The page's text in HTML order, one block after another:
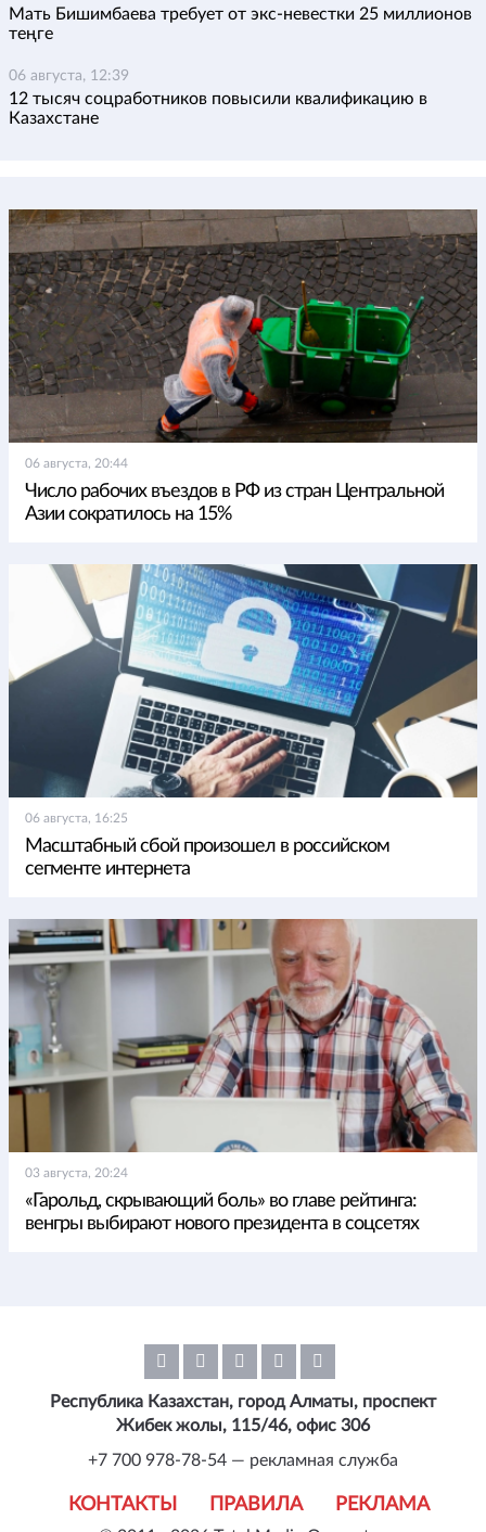
Мать Бишимбаева требует от экс-невестки 25 миллионов
теңге
06 августа, 12:39
12 тысяч соцработников повысили квалификацию в
Казахстане
06 августа, 20:44
Число рабочих въездов в РФ из стран Центральной
Азии сократилось на 15%
06 августа, 16:25
Масштабный сбой произошел в российском
сегменте интернета
03 августа, 20:24
«Гарольд, скрывающий боль» во главе рейтинга:
венгры выбирают нового президента в соцсетях
КОНТАКТЫ ПРАВИЛА РЕКЛАМА
Республика Казахстан, город Алматы, проспект
Жибек жолы, 115/46, офис 306
+7 700 978-78-54 — рекламная служба